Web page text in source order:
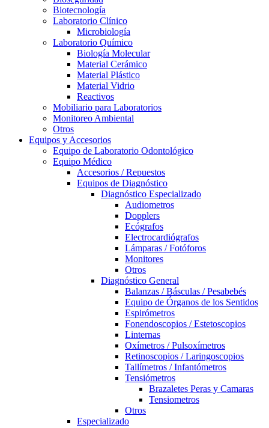
Biotecnología
Laboratorio Clínico
Microbiología
Laboratorio Químico
Biología Molecular
Material Cerámico
Material Plástico
Material Vidrio
Reactivos
Mobiliario para Laboratorios
Monitoreo Ambiental
Otros
Equipos y Accesorios
Equipo de Laboratorio Odontológico
Equipo Médico
Accesorios / Repuestos
Equipos de Diagnóstico
Diagnóstico Especializado
Audiometros
Dopplers
Ecógrafos
Electrocardiógrafos
Lámparas / Fotóforos
Monitores
Otros
Diagnóstico General
Balanzas / Básculas / Pesabebés
Equipo de Órganos de los Sentidos
Espirómetros
Fonendoscopios / Estetoscopios
Linternas
Oxímetros / Pulsoxímetros
Retinoscopios / Laringoscopios
Tallímetros / Infantómetros
Tensiómetros
Brazaletes Peras y Camaras
Tensiometros
Otros
Especializado